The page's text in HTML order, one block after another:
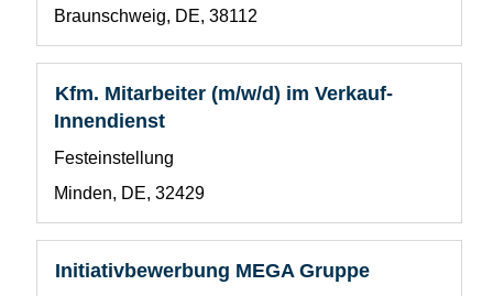
1
Standort
Braunschweig, DE, 38112
um
Stelleninformationen
vollständig
Stellenbezeichnung
Kfm. Mitarbeiter (m/w/d) im Verkauf-
Innendienst
Benutzerdefiniertes
1
Festeinstellung
Standort
Minden, DE, 32429
Drücken
Sie
Leertaste,
um
Stelleninformationen
vollständig
Stellenbezeichnung
Initiativbewerbung MEGA Gruppe
Drücken